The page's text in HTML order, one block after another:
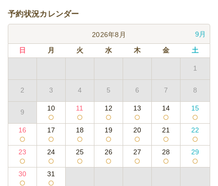
予約状況カレンダー
2026年8月 9月
日 月 火 水 木 金 土
1
2 3 4 5 6 7 8
9 10 11 12 13 14 15
16 17 18 19 20 21 22
23 24 25 26 27 28 29
30 31